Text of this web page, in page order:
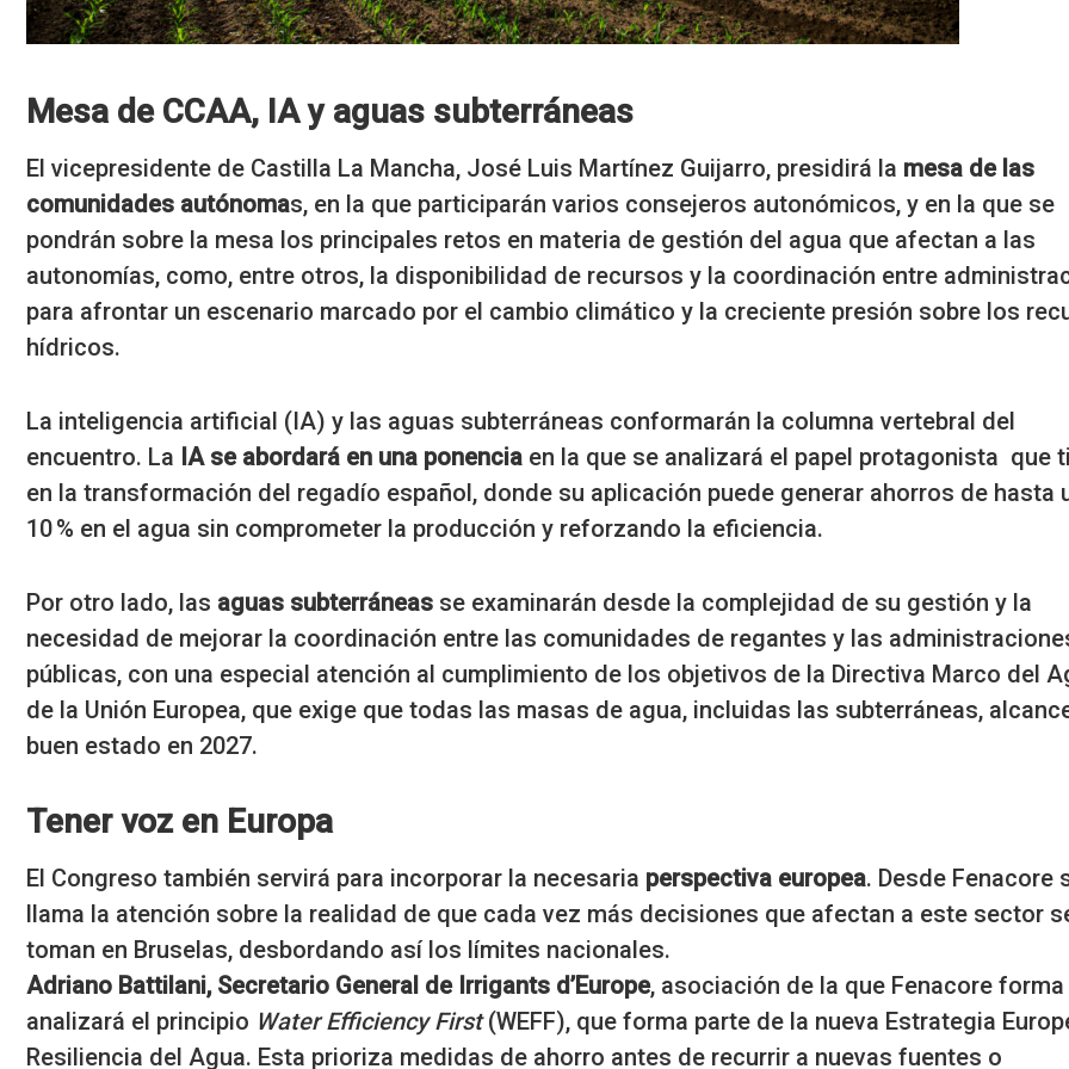
Mesa de CCAA, IA y aguas subterráneas
El vicepresidente de Castilla La Mancha, José Luis Martínez Guijarro, presidirá la mesa de las
comunidades autónomas, en la que participarán varios consejeros autonómicos, y en la que se
pondrán sobre la mesa los principales retos en materia de gestión del agua que afectan a las
autonomías, como, entre otros, la disponibilidad de recursos y la coordinación entre
para afrontar un escenario marcado por el cambio climático y la creciente presión sobre los
hídricos.
La inteligencia artificial (IA) y las aguas subterráneas conformarán la columna vertebral del
encuentro. La IA se abordará en una ponencia en la que se analizará el papel protagonista que
en la transformación del regadío español, donde su aplicación puede generar ahorros de hasta
10 % en el agua sin comprometer la producción y reforzando la eficiencia.
Por otro lado, las aguas subterráneas se examinarán desde la complejidad de su gestión y la
necesidad de mejorar la coordinación entre las comunidades de regantes y las
públicas, con una especial atención al cumplimiento de los objetivos de la Directiva Marco del
de la Unión Europea, que exige que todas las masas de agua, incluidas las subterráneas,
buen estado en 2027.
Tener voz en Europa
El Congreso también servirá para incorporar la necesaria perspectiva europea. Desde Fenacore
llama la atención sobre la realidad de que cada vez más decisiones que afectan a este sector
toman en Bruselas, desbordando así los límites nacionales.
Adriano Battilani, Secretario General de Irrigants d’Europe, asociación de la que Fenacore forma
analizará el principio Water Efficiency First(WEFF), que forma parte de la nueva Estrategia
Resiliencia del Agua. Esta prioriza medidas de ahorro antes de recurrir a nuevas fuentes o